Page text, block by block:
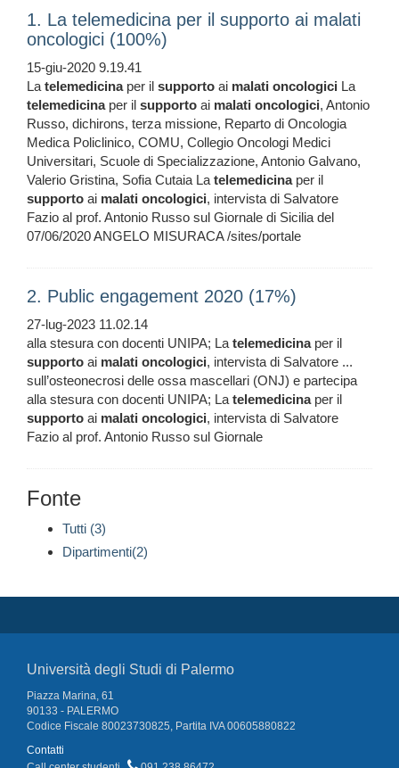
1. La telemedicina per il supporto ai malati
oncologici (100%)
15-giu-2020 9.19.41
Latelemedicinaper il supporto ai malati oncologici La
telemedicinaper il supporto ai malati oncologici, Antonio
Russo, dichirons, terza missione, Reparto di Oncologia
Medica Policlinico, COMU, Collegio Oncologi Medici
Universitari, Scuole di Specializzazione, Antonio Galvano,
Valerio Gristina, Sofia Cutaia Latelemedicinaper il
supporto ai malati oncologici, intervista di Salvatore
Fazio al prof. Antonio Russo sul Giornale di Sicilia del
07/06/2020 ANGELO MISURACA /sites/portale
2. Public engagement 2020 (17%)
27-lug-2023 11.02.14
alla stesura con docenti UNIPA; Latelemedicinaper il
supporto ai malati oncologici, intervista di Salvatore ...
sull’osteonecrosi delle ossa mascellari (ONJ) e partecipa
alla stesura con docenti UNIPA; Latelemedicinaper il
supporto ai malati oncologici, intervista di Salvatore
Fazio al prof. Antonio Russo sul Giornale
Fonte
Tutti (3)
Dipartimenti(2)
Università degli Studi di Palermo
Piazza Marina, 61
90133 - PALERMO
Codice Fiscale 80023730825, Partita IVA 00605880822
Contatti